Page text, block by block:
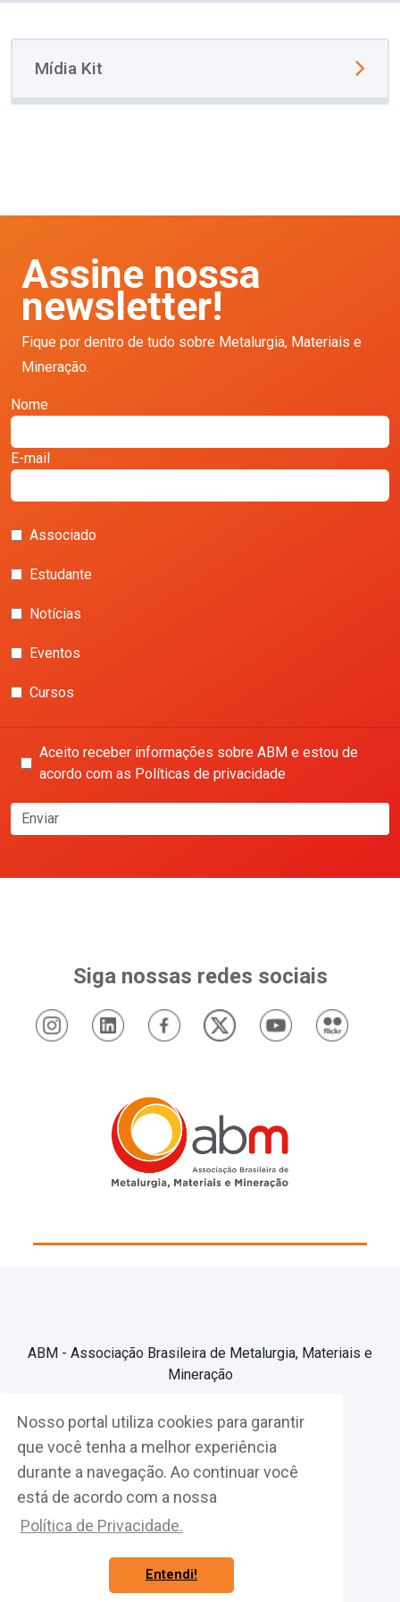
Nosso portal utiliza cookies para garantir
que você tenha a melhor experiência
durante a navegação. Ao continuar você
está de acordo com a nossa
Política de Privacidade.
Entendi!
Mídia Kit
Assine nossa
newsletter!
Fique por dentro de tudo sobre Metalurgia, Materiais e
Mineração.
Nome
E-mail
Associado
Estudante
Notícias
Eventos
Cursos
Aceito receber informações sobre ABM e estou de
acordo com as Políticas de privacidade
Enviar
Siga nossas redes sociais
ABM - Associação Brasileira de Metalurgia, Materiais e
Mineração
Associe-se
Fazer Login